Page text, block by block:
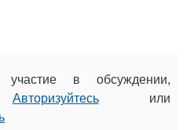
в обсуждении,
Авторизуйтесьили